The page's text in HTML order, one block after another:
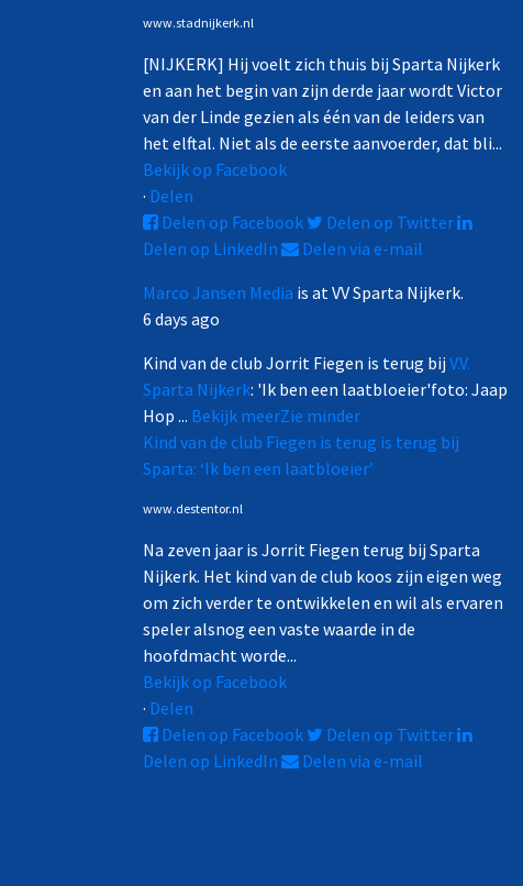
www.stadnijkerk.nl
[NIJKERK] Hij voelt zich thuis bij Sparta Nijkerk
en aan het begin van zijn derde jaar wordt Victor
van der Linde gezien als één van de leiders van
het elftal. Niet als de eerste aanvoerder, dat bli...
Bekijk op Facebook
· Delen
Delen op Facebook
Delen op Twitter
Delen op LinkedIn
Delen via e-mail
Marco Jansen Media is at VV Sparta Nijkerk.
6 days ago
Kind van de club Jorrit Fiegen is terug bij V.V.
Sparta Nijkerk: 'Ik ben een laatbloeier'foto: Jaap
Hop ... Bekijk meerZie minder
Kind van de club Fiegen is terug is terug bij
Sparta: ‘Ik ben een laatbloeier’
www.destentor.nl
Na zeven jaar is Jorrit Fiegen terug bij Sparta
Nijkerk. Het kind van de club koos zijn eigen weg
om zich verder te ontwikkelen en wil als ervaren
speler alsnog een vaste waarde in de
hoofdmacht worde...
Bekijk op Facebook
· Delen
Delen op Facebook
Delen op Twitter
Delen op LinkedIn
Delen via e-mail